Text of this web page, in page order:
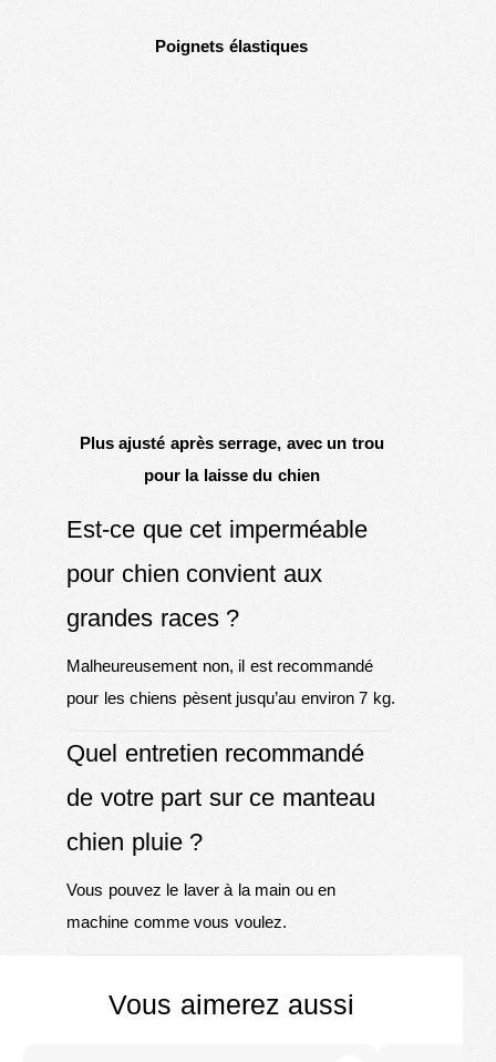
Poignets élastiques
Plus ajusté après serrage, avec un trou
pour la laisse du chien
Est-ce que cet imperméable
pour chien convient aux
grandes races ?
Malheureusement non, il est recommandé
pour les chiens pèsent jusqu’au environ 7 kg.
Quel entretien recommandé
de votre part sur ce manteau
chien pluie ?
Vous pouvez le laver à la main ou en
machine comme vous voulez.
Vous aimerez aussi